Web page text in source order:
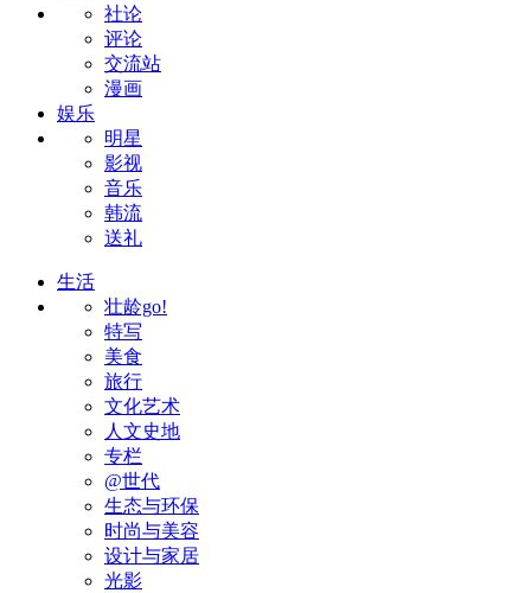
社论
评论
交流站
漫画
娱乐
明星
影视
音乐
韩流
送礼
生活
壮龄go!
特写
美食
旅行
文化艺术
人文史地
专栏
@世代
生态与环保
时尚与美容
设计与家居
光影